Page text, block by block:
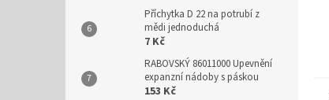
Příchytka D 22 na potrubí z
mědi jednoduchá
7 Kč
RABOVSKÝ 86011000 Upevnění
expanzní nádoby s páskou
153 Kč